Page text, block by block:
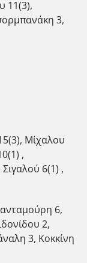
11(3),
3,
Μίχαλου
,
6(1) ,
6,
2,
3, Κοκκίνη